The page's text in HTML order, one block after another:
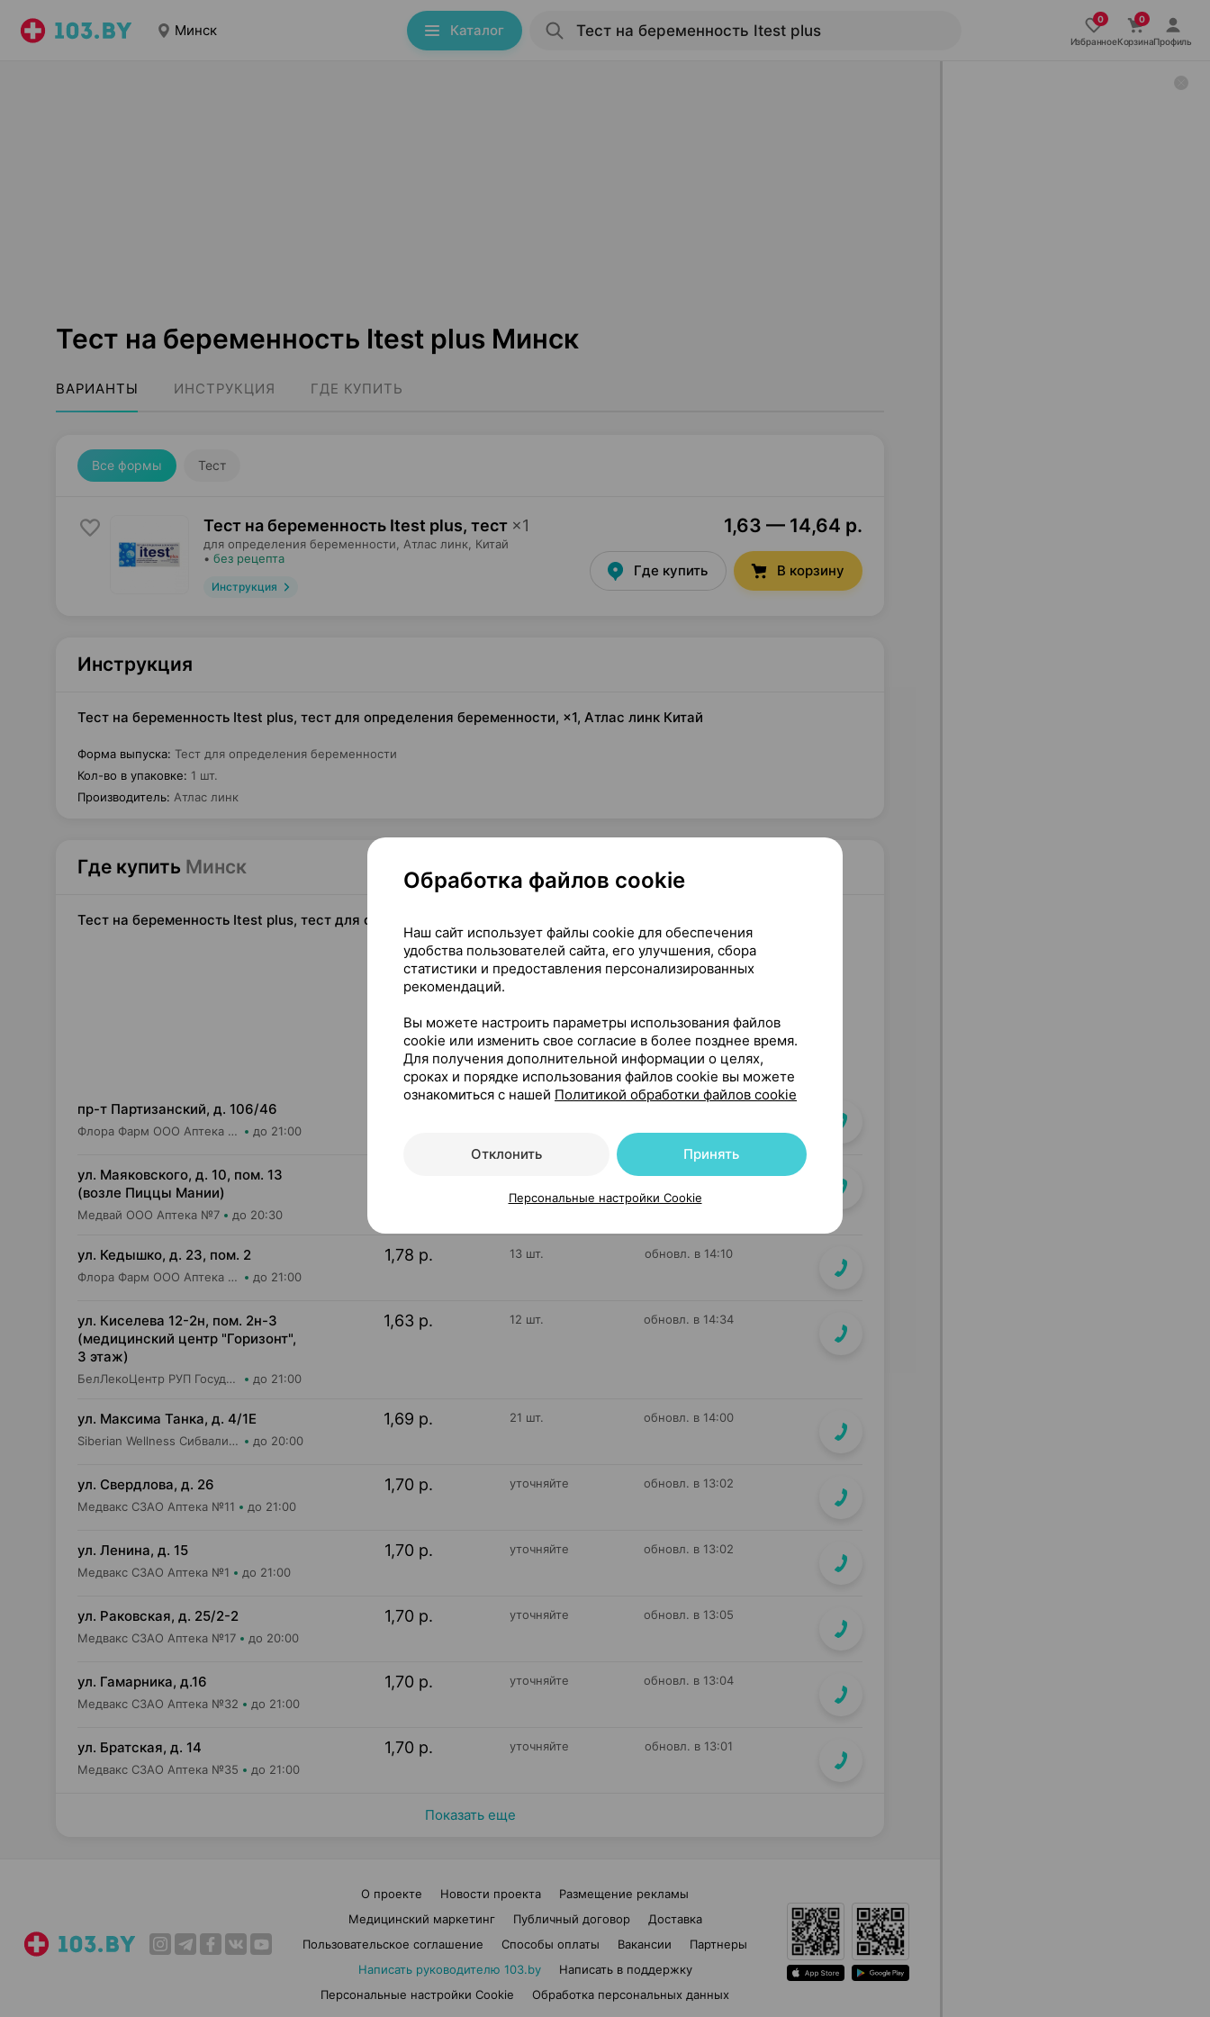
Минск Каталог
ИзбранноеКорзинаПрофиль
Тест на беременность Itest plus Минск
ВАРИАНТЫ ИНСТРУКЦИЯ ГДЕ КУПИТЬ
Все формы Тест
Тест на беременность Itest plus, тест ×1
для определения беременности, Атлас линк , Китай
• без рецепта
Инструкция
1,63 — 14,64 р.
Где купить В корзину
Инструкция
Тест на беременность Itest plus, тест для определения беременности, ×1, Атлас линк Китай
Форма выпуска: Тест для определения беременности
Кол-во в упаковке: 1 шт.
Производитель: Атлас линк
Где купить Минск
Тест на беременность Itest plus, тест для определения беременности, ×1, Атлас линк Китай
На карте
пр-т Партизанский, д. 106/46
Флора Фарм ООО Аптека №20 до 21:00
ул. Маяковского, д. 10, пом. 13
(возле Пиццы Мании)
Медвай ООО Аптека №7 до 20:30
обновл. в 13:41
ул. Кедышко, д. 23, пом. 2
Флора Фарм ООО Аптека №21 до 21:00
1,78 р. 13 шт. обновл. в 14:10
ул. Киселева 12-2н, пом. 2н-3
(медицинский центр "Горизонт",
3 этаж)
БелЛекоЦентр РУП Государственная аптека №52 до 21:00
1,63 р. 12 шт. обновл. в 14:34
ул. Максима Танка, д. 4/1Е
Siberian Wellness Сибвалио-Бел ИООО Аптека №1 до 20:00
1,69 р. 21 шт. обновл. в 14:00
ул. Свердлова, д. 26
Медвакс СЗАО Аптека №11 до 21:00
1,70 р. уточняйте обновл. в 13:02
ул. Ленина, д. 15
Медвакс СЗАО Аптека №1 до 21:00
1,70 р. уточняйте обновл. в 13:02
ул. Раковская, д. 25/2-2
Медвакс СЗАО Аптека №17 до 20:00
1,70 р. уточняйте обновл. в 13:05
ул. Гамарника, д.16
Медвакс СЗАО Аптека №32 до 21:00
1,70 р. уточняйте обновл. в 13:04
ул. Братская, д. 14
Медвакс СЗАО Аптека №35 до 21:00
1,70 р. уточняйте обновл. в 13:01
Показать еще
О проекте Новости проекта
Размещение рекламы
Медицинский маркетинг
Публичный договор
Доставка
Пользовательское соглашение
Способы оплаты Вакансии
Партнеры
Написать руководителю 103.by
Написать в поддержку
Персональные настройки Cookie
Обработка персональных данных
Обработка файлов cookie
Наш сайт использует файлы cookie для обеспечения
удобства пользователей сайта, его улучшения, сбора
статистики и предоставления персонализированных
рекомендаций.
Вы можете настроить параметры использования файлов
cookie или изменить свое согласие в более позднее время.
Для получения дополнительной информации о целях,
сроках и порядке использования файлов cookie вы можете
ознакомиться с нашей Политикой обработки файлов cookie
Отклонить Принять
Персональные настройки Cookie